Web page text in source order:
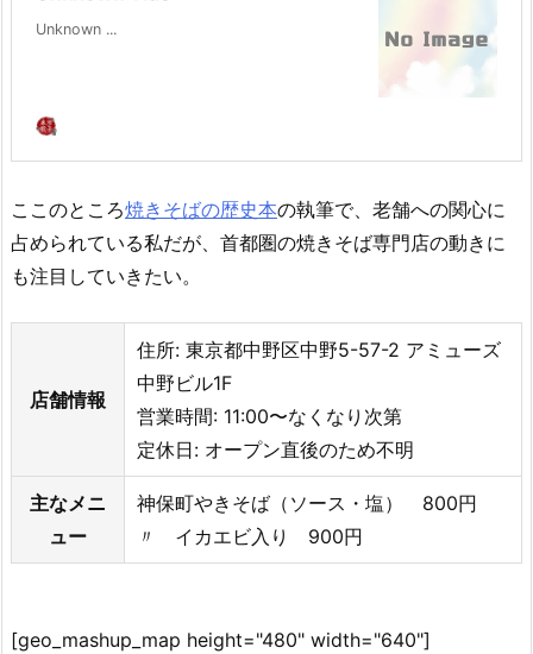
Unknown ...
ここのところ焼きそばの歴史本の執筆で、老舗への関心に
占められている私だが、首都圏の焼きそば専門店の動きに
も注目していきたい。
店舗情報
住所: 東京都中野区中野5-57-2 アミューズ
中野ビル1F
営業時間: 11:00〜なくなり次第
定休日: オープン直後のため不明
主なメニ
ュー
神保町やきそば（ソース・塩） 800円
〃 イカエビ入り 900円
[geo_mashup_map height="480" width="640"]